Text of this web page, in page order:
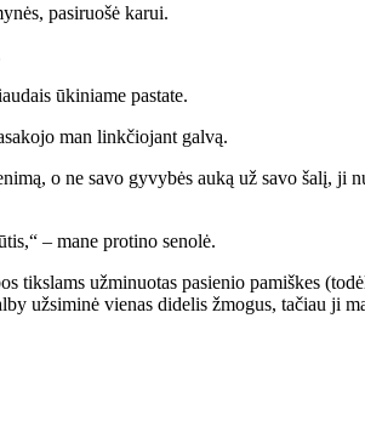
pasiruošė karui.
ūkiniame pastate.
man linkčiojant galvą.
o ne savo gyvybės auką už savo šalį, ji
– mane protino senolė.
tikslams užminuotas pasienio pamiškes
užsiminė vienas didelis žmogus, tačiau ji